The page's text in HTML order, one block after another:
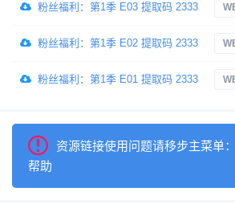
粉丝福利：第1季 E03 提取码 2333
粉丝福利：第1季 E02 提取码 2333
粉丝福利：第1季 E01 提取码 2333
资源链接使用问题请移步主菜单
帮助